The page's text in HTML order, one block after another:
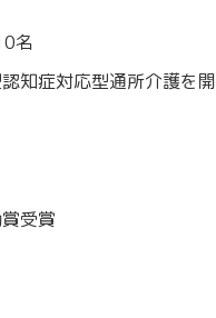
名
知症対応型通所介護を開
受賞